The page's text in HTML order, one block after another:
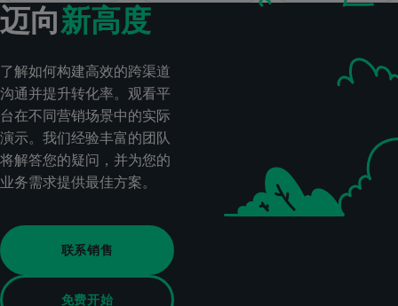
迈向新高度
了解如何构建高效的跨渠道
沟通并提升转化率。观看平
台在不同营销场景中的实际
演示。我们经验丰富的团队
将解答您的疑问，并为您的
业务需求提供最佳方案。
联系销售
免费开始